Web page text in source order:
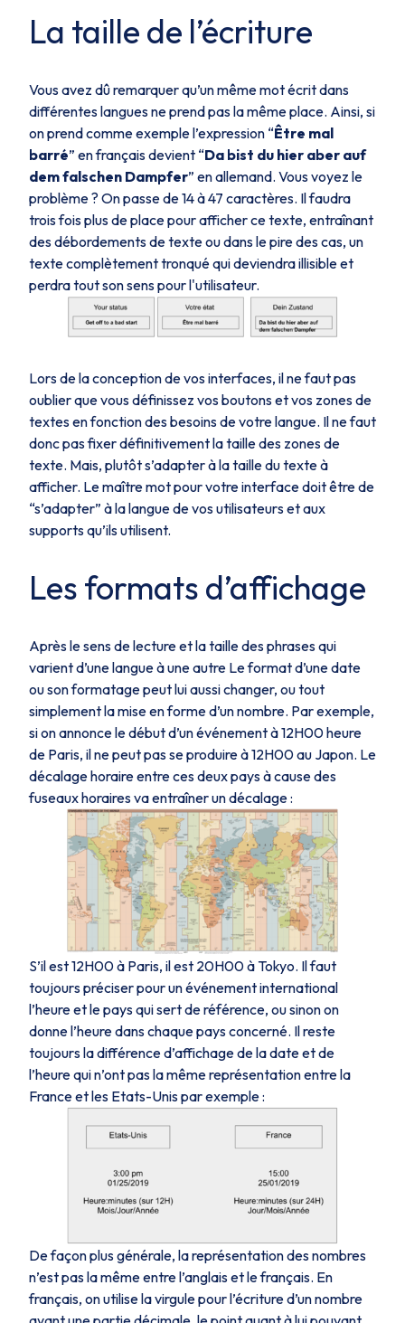
La taille de l’écriture
Vous avez dû remarquer qu’un même mot écrit dans
différentes langues ne prend pas la même place. Ainsi, si
on prend comme exemple l’expression “Être mal
barré” en français devient “Da bist du hier aber auf
dem falschen Dampfer” en allemand. Vous voyez le
problème ? On passe de 14 à 47 caractères. Il faudra
trois fois plus de place pour afficher ce texte, entraînant
des débordements de texte ou dans le pire des cas, un
texte complètement tronqué qui deviendra illisible et
perdra tout son sens pour l'utilisateur.
Lors de la conception de vos interfaces, il ne faut pas
oublier que vous définissez vos boutons et vos zones de
textes en fonction des besoins de votre langue. Il ne faut
donc pas fixer définitivement la taille des zones de
texte. Mais, plutôt s’adapter à la taille du texte à
afficher. Le maître mot pour votre interface doit être de
“s’adapter” à la langue de vos utilisateurs et aux
supports qu’ils utilisent.
Les formats d’affichage
Après le sens de lecture et la taille des phrases qui
varient d’une langue à une autre Le format d’une date
ou son formatage peut lui aussi changer, ou tout
simplement la mise en forme d’un nombre. Par exemple,
si on annonce le début d’un événement à 12H00 heure
de Paris, il ne peut pas se produire à 12H00 au Japon. Le
décalage horaire entre ces deux pays à cause des
fuseaux horaires va entraîner un décalage :
S’il est 12H00 à Paris, il est 20H00 à Tokyo. Il faut
toujours préciser pour un événement international
l’heure et le pays qui sert de référence, ou sinon on
donne l’heure dans chaque pays concerné. Il reste
toujours la différence d’affichage de la date et de
l’heure qui n’ont pas la même représentation entre la
France et les Etats-Unis par exemple :
De façon plus générale, la représentation des nombres
n’est pas la même entre l’anglais et le français. En
français, on utilise la virgule pour l’écriture d’un nombre